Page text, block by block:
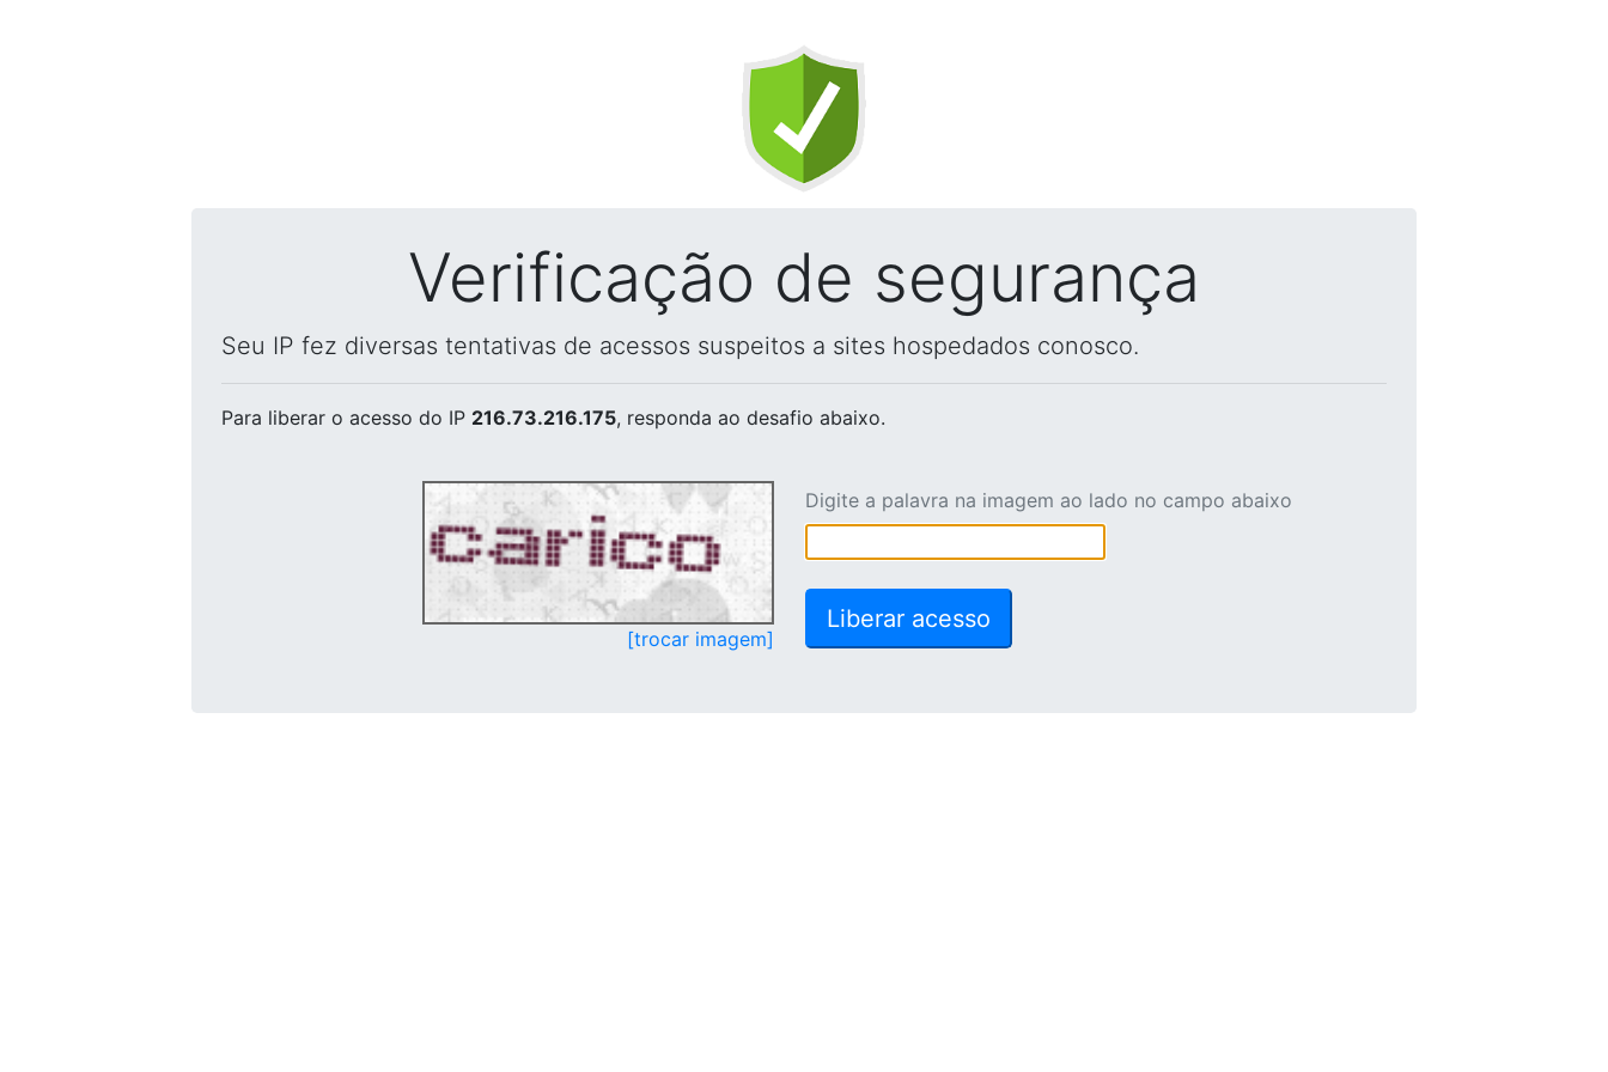
Verificação de segurança
Seu IP fez diversas tentativas de acessos suspeitos a sites hospedados conosco.
Para liberar o acesso do IP 216.73.216.175, responda ao desafio abaixo.
[trocar imagem]
Digite a palavra na imagem ao lado no campo abaixo